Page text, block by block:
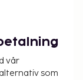
vår
som